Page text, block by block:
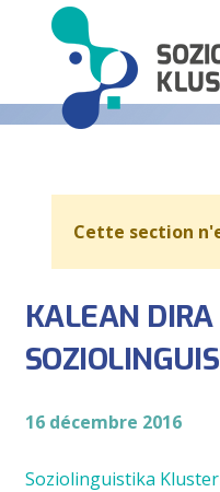
Cette section
KALEAN
16 décembre 2016
Soziolinguistika